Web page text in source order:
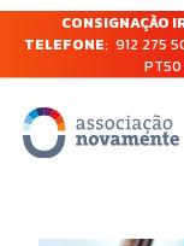
CONSIGNAÇÃO
TELEFONE: 912 275